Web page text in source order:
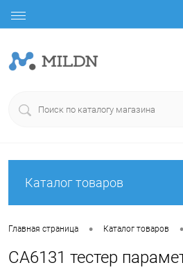
Каталог товаров
Главная страница • Каталог товаров •
CA6131 тестер